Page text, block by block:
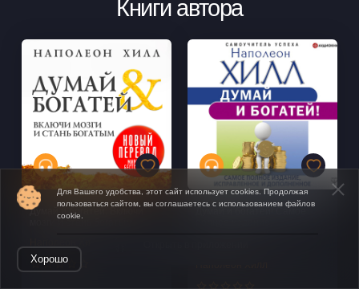
Книги автора
Думай и богатей. Включи
мозги и стань богатым
Думай и богатей! Самое
Для Вашего удобства, этот сайт использует cookies. Продолжая
пользоваться сайтом, вы соглашаетесь с использованием файлов
cookie.
Хорошо